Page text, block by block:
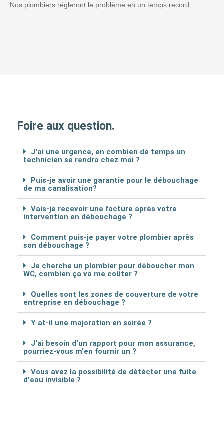
Nos plombiers régleront le problème en un temps record.
Foire aux question.
J'ai une urgence, en combien de temps un
technicien se rendra chez moi ?
Puis-je avoir une garantie pour le débouchage
de ma canalisation?
Vais-je recevoir une facture après votre
intervention en débouchage ?
Comment puis-je payer votre plombier après
son débouchage ?
Je cherche un plombier pour déboucher mon
WC, combien ça va me coûter ?
Quelles sont les zones de couverture de votre
entreprise en débouchage ?
Y at-il une majoration en soirée ?
J'ai besoin d'un rapport pour mon assurance,
pourriez-vous m'en fournir un ?
Vous avez la possibilité de détécter une fuite
d'eau invisible ?